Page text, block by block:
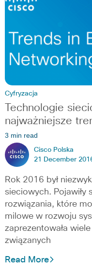
Cyfryzacja
Technologie
najważniejsze
3 min read
Cisco Polska
21 December
Rok 2016 był
sieciowych. Pojawiły
rozwiązania, które
milowe w rozwoju
zaprezentowała
związanych
Read More